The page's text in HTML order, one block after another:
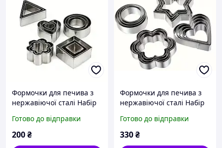
Формочки для печива з
нержавіючої сталі Набір
Готово до відправки
200₴
Формочки для печива з
нержавіючої сталі Набір
Готово до відправки
330₴